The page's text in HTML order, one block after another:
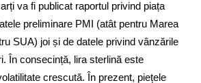
va fi publicat raportul privind piața
preliminare PMI (atât pentru Marea
SUA) joi și de datele privind vânzările
În consecință, lira sterlină este
crescută. În prezent, piețele